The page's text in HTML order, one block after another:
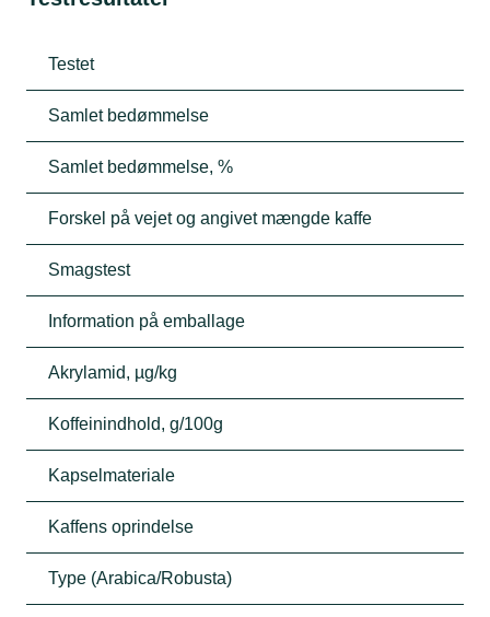
Testet
Samlet bedømmelse
Samlet bedømmelse, %
Forskel på vejet og angivet mængde kaffe
Smagstest
Information på emballage
Akrylamid, µg/kg
Koffeinindhold, g/100g
Kapselmateriale
Kaffens oprindelse
Type (Arabica/Robusta)